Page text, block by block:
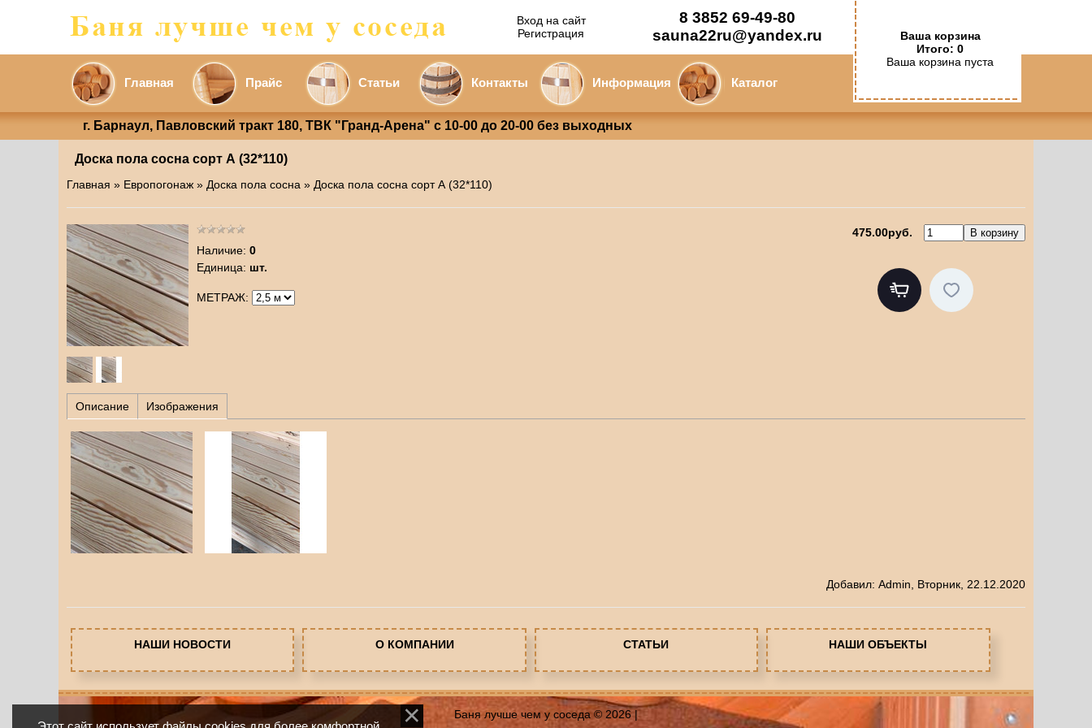
Вход на сайт
Регистрация
8 3852 69-49-80
sauna22ru@yandex.ru
Главная Прайс Статьи Контакты Информация Каталог
Ваша корзина
Итого: 0
Ваша корзина пуста
г. Барнаул, Павловский тракт 180, ТВК "Гранд-Арена" с 10-00 до 20-00 без выходных
Доска пола сосна сорт А (32*110)
Главная » Европогонаж » Доска пола сосна » Доска пола сосна сорт А (32*110)
475.00руб.
Наличие: 0
Единица: шт.
МЕТРАЖ:
Описание Изображения
Добавил: Admin , Вторник, 22.12.2020
НАШИ НОВОСТИ О КОМПАНИИ СТАТЬИ НАШИ ОБЪЕКТЫ
Баня лучше чем у соседа © 2026 |